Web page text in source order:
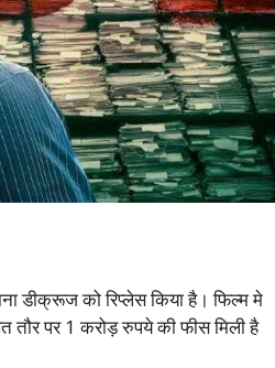
डीक्रूज को रिप्लेस किया है। फिल्म मे
तौर पर 1 करोड़ रुपये की फीस मिली है